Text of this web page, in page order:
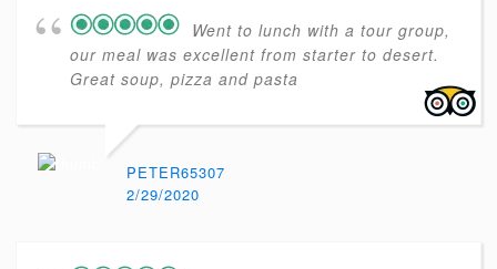
Went to lunch with a tour group,
our meal was excellent from starter to desert.
Great soup, pizza and pasta
PETER65307
2/29/2020